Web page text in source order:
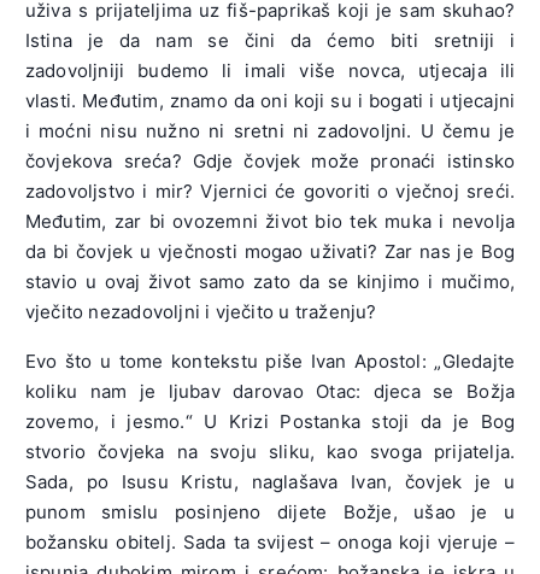
uživa s prijateljima uz fiš-paprikaš koji je sam skuhao?
Istina je da nam se čini da ćemo biti sretniji i
zadovoljniji budemo li imali više novca, utjecaja ili
vlasti. Međutim, znamo da oni koji su i bogati i utjecajni
i moćni nisu nužno ni sretni ni zadovoljni. U čemu je
čovjekova sreća? Gdje čovjek može pronaći istinsko
zadovoljstvo i mir? Vjernici će govoriti o vječnoj sreći.
Međutim, zar bi ovozemni život bio tek muka i nevolja
da bi čovjek u vječnosti mogao uživati? Zar nas je Bog
stavio u ovaj život samo zato da se kinjimo i mučimo,
vječito nezadovoljni i vječito u traženju?
Evo što u tome kontekstu piše Ivan Apostol: „Gledajte
koliku nam je ljubav darovao Otac: djeca se Božja
zovemo, i jesmo.“ U Krizi Postanka stoji da je Bog
stvorio čovjeka na svoju sliku, kao svoga prijatelja.
Sada, po Isusu Kristu, naglašava Ivan, čovjek je u
punom smislu posinjeno dijete Božje, ušao je u
božansku obitelj. Sada ta svijest – onoga koji vjeruje –